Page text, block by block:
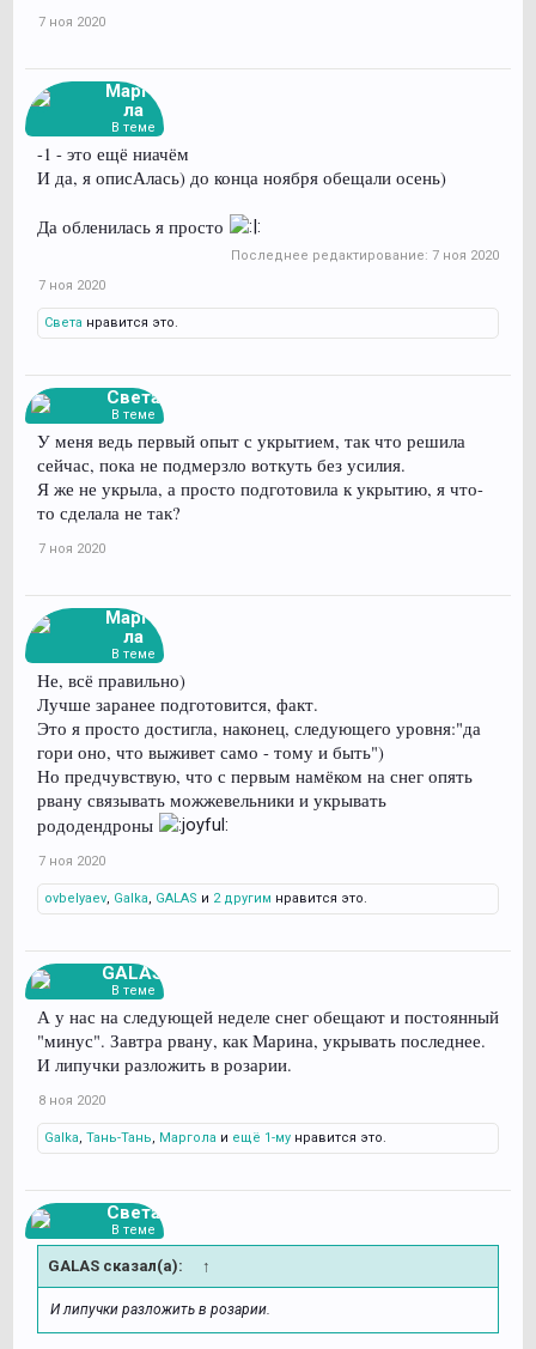
7 ноя 2020
Марго
ла
В теме
-1 - это ещё ниачём
И да, я описАлась) до конца ноября обещали осень)
Да обленилась я просто
Последнее редактирование: 7 ноя 2020
7 ноя 2020
Света нравится это.
Света
В теме
У меня ведь первый опыт с укрытием, так что решила
сейчас, пока не подмерзло воткуть без усилия.
Я же не укрыла, а просто подготовила к укрытию, я что-
то сделала не так?
7 ноя 2020
Марго
ла
В теме
Не, всё правильно)
Лучше заранее подготовится, факт.
Это я просто достигла, наконец, следующего уровня:"да
гори оно, что выживет само - тому и быть")
Но предчувствую, что с первым намёком на снег опять
рвану связывать можжевельники и укрывать
рододендроны
7 ноя 2020
ovbelyaev, Galka, GALAS и 2 другим нравится это.
GALAS
В теме
А у нас на следующей неделе снег обещают и постоянный
"минус". Завтра рвану, как Марина, укрывать последнее.
И липучки разложить в розарии.
8 ноя 2020
Galka, Тань-Тань, Маргола и ещё 1-му нравится это.
Света
В теме
GALAS сказал(а): ↑
И липучки разложить в розарии.